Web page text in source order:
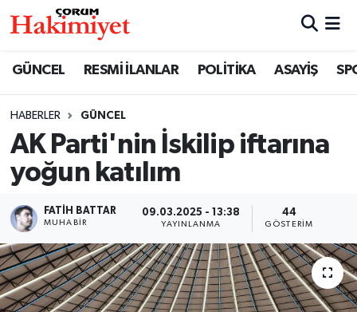
GÜNCEL RESMİ İLANLAR POLİTİKA ASAYİŞ
HABERLER GÜNCEL
AK Parti'nin İskilip iftarına
yoğun katılım
FATIH BATTAR
MUHABIR
09.03.2025 - 13:38
YAYINLANMA
44
GÖSTERIM
SAĞLIK
ASAYİŞ
EKONOMİ
GÜNCEL
AKTÜEL
Nöbetçi Eczaneler
Çorum Namaz Vakitleri
Trafik Durumu
Süper Lig Puan Durumu ve Fikstür
Tüm Manşetler
Son Dakika Haberleri